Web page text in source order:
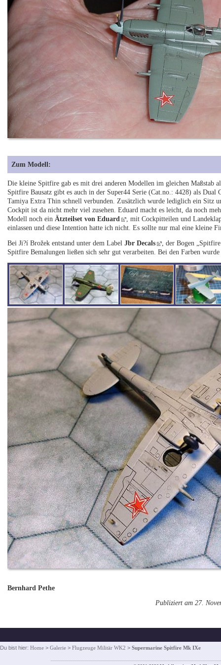
Zum Modell:
Die kleine Spitfire gab es mit drei anderen Modellen im gleichen Maßstab
Spitfire Bausatz gibt es auch in der Super44 Serie (Cat.no.: 4428) als
Tamiya Extra Thin schnell verbunden. Zusätzlich wurde lediglich ein Sitz
Cockpit ist da nicht mehr viel zusehen. Eduard macht es leicht, da noch
Modell noch einÄtzteilset von Eduard
, mit Cockpitteilen und
einlassen und diese Intention hatte ich nicht. Es sollte nur mal eine kleine
Bei Ji?í Brožek entstand unter dem LabelJbr Decals
, der Bogen
Spitfire Bemalungen ließen sich sehr gut verarbeiten. Bei den Farben
Bernhard Pethe
Publiziert am 27.
Du bist hier: Home > Galerie > Flugzeuge Militär WK2 > Supermarine Spitfire Mk IXe